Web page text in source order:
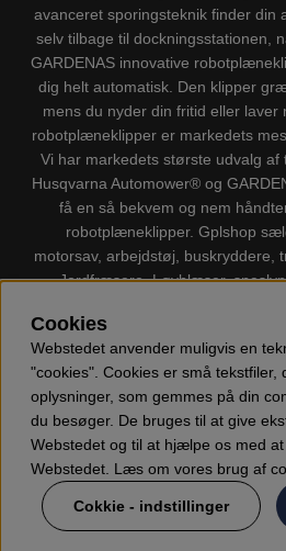
avanceret sporingsteknik finder din
selv tilbage til dockningsstationen,
GARDENAS innovative
dig helt automatisk. Den klipper
mens du nyder din fritid eller laver
robotplæneklipper er markedets
Vi har markedets største udvalg af
Husqvarna Automower® og
få en så bekvem og nem
robotplæneklipper. Gplshop
motorsav, arbejdstøj, buskryddere,
Jordfræsere, Løvblæser,
Cookies
Webstedet anvender muligvis en
"cookies". Cookies er små tekstfiler,
oplysninger, som gemmes på din
du besøger. De bruges til at give
Webstedet og til at hjælpe os med
Webstedet. Læs om vores brug af
Cokkie - indstillinger